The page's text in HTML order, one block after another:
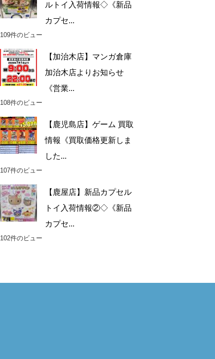
ルトイ入荷情報◇《新品
カプセ...
109件のビュー
【加治木店】マンガ倉庫
加治木店よりお知らせ
《営業...
108件のビュー
【鹿児島店】ゲーム 買取
情報《買取価格更新しま
した...
107件のビュー
【鹿屋店】新品カプセル
トイ入荷情報②◇《新品
カプセ...
102件のビュー